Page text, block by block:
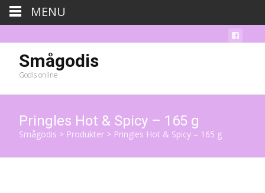
Smågodis
Godis online
Pringles Hot & Spicy – 165 g
Smågodis > Produkter > Pringles Hot & Spicy – 165 g
MENU